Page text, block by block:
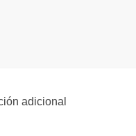
adicional